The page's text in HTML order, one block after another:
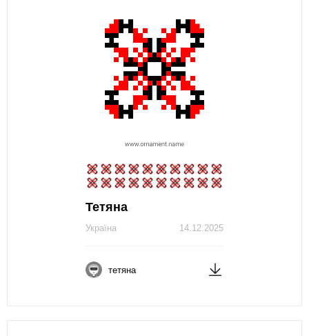
Тетяна
14.12.2025
Україна
тетяна